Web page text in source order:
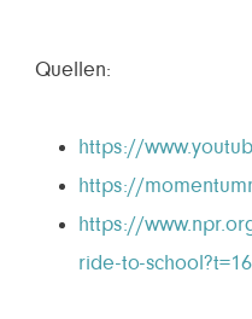
Quellen:
https://
https://
https://
ride-to-